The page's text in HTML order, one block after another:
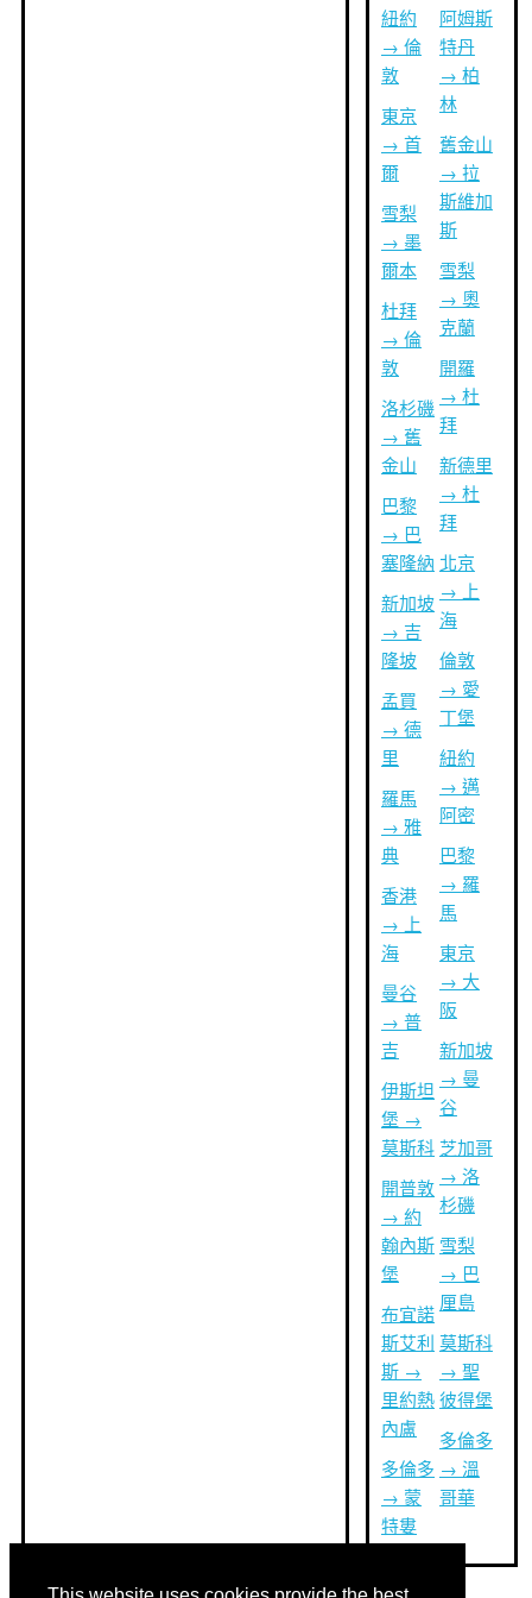
紐約
→ 倫
敦
東京
→ 首
爾
雪梨
→ 墨
爾本
杜拜
→ 倫
敦
洛杉磯
→ 舊
金山
巴黎
→ 巴
塞隆納
新加坡
→ 吉
隆坡
孟買
→ 德
里
羅馬
→ 雅
典
香港
→ 上
海
曼谷
→ 普
吉
伊斯坦
堡 →
莫斯科
開普敦
→ 約
翰內斯
堡
布宜諾
斯艾利
斯 →
里約熱
內盧
多倫多
→ 蒙
特婁
阿姆斯
特丹
→ 柏
林
舊金山
→ 拉
斯維加
斯
雪梨
→ 奧
克蘭
開羅
→ 杜
拜
新德里
→ 杜
拜
北京
→ 上
海
倫敦
→ 愛
丁堡
紐約
→ 邁
阿密
巴黎
→ 羅
馬
東京
→ 大
阪
新加坡
→ 曼
谷
芝加哥
→ 洛
杉磯
雪梨
→ 巴
厘島
莫斯科
→ 聖
彼得堡
多倫多
→ 溫
哥華